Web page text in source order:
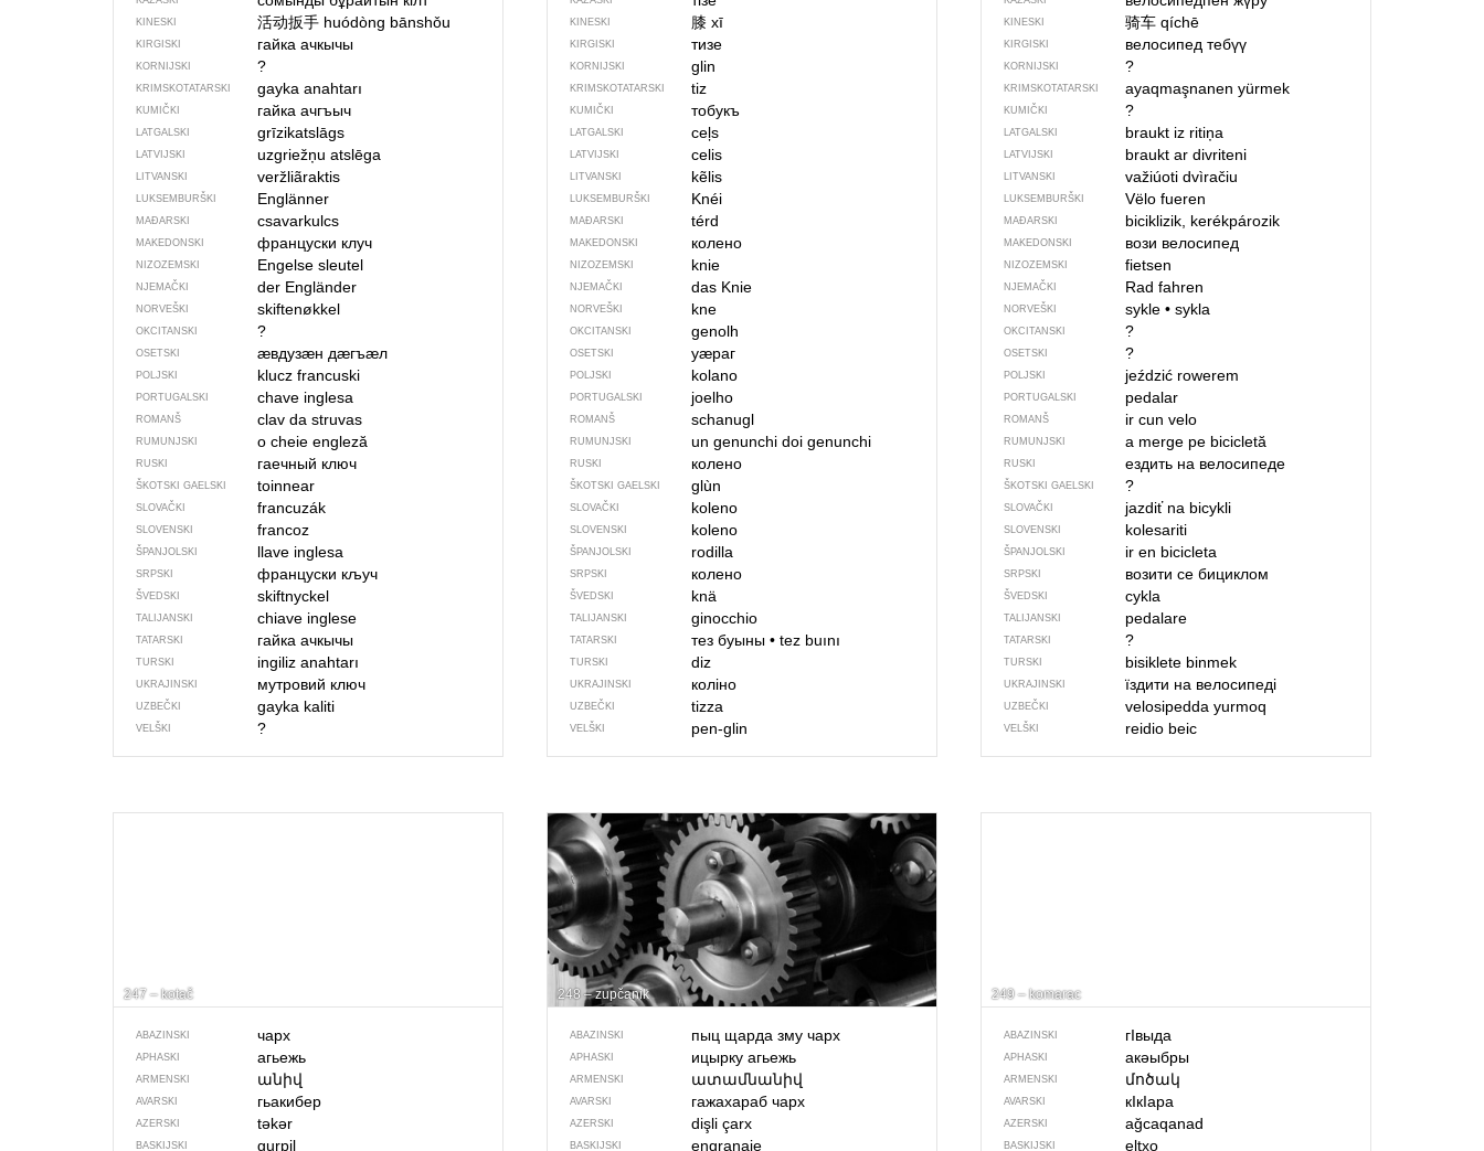
KINESKI 活动扳手 huódòng bānshǒu
KIRGISKI гайка ачкычы
KORNIJSKI ?
KRIMSKOTATARSKI gayka anahtarı
KUMIČKI гайка ачгъыч
LATGALSKI grīzikatslāgs
LATVIJSKI uzgriežņu atslēga
LITVANSKI veržliãraktis
LUKSEMBURŠKI Englänner
MAĐARSKI csavarkulcs
MAKEDONSKI француски клуч
NIZOZEMSKI Engelse sleutel
NJEMAČKI der Engländer
NORVEŠKI skiftenøkkel
OKCITANSKI ?
OSETSKI ӕвдузӕн дӕгъӕл
POLJSKI klucz francuski
PORTUGALSKI chave inglesa
ROMANŠ clav da struvas
RUMUNJSKI o cheie engleză
RUSKI гаечный ключ
ŠKOTSKI GAELSKI toinnear
SLOVAČKI francuzák
SLOVENSKI francoz
ŠPANJOLSKI llave inglesa
SRPSKI француски кључ
ŠVEDSKI skiftnyckel
TALIJANSKI chiave inglese
TATARSKI гайка ачкычы
TURSKI ingiliz anahtarı
UKRAJINSKI мутровий ключ
UZBEČKI gayka kaliti
VELŠKI ?
KINESKI 膝 xī
KIRGISKI тизе
KORNIJSKI glin
KRIMSKOTATARSKI tiz
KUMIČKI тобукъ
LATGALSKI ceļs
LATVIJSKI celis
LITVANSKI kẽlis
LUKSEMBURŠKI Knéi
MAĐARSKI térd
MAKEDONSKI колено
NIZOZEMSKI knie
NJEMAČKI das Knie
NORVEŠKI kne
OKCITANSKI genolh
OSETSKI уӕраг
POLJSKI kolano
PORTUGALSKI joelho
ROMANŠ schanugl
RUMUNJSKI un genunchi doi genunchi
RUSKI колено
ŠKOTSKI GAELSKI glùn
SLOVAČKI koleno
SLOVENSKI koleno
ŠPANJOLSKI rodilla
SRPSKI колено
ŠVEDSKI knä
TALIJANSKI ginocchio
TATARSKI тез буыны • tez buını
TURSKI diz
UKRAJINSKI коліно
UZBEČKI tizza
VELŠKI pen-glin
KINESKI 骑车qíchē
KIRGISKI велосипед тебүү
KORNIJSKI ?
KRIMSKOTATARSKI ayaqmaşnanen yürmek
KUMIČKI ?
LATGALSKI braukt iz ritiņa
LATVIJSKI braukt ar divriteni
LITVANSKI važiúoti dvìračiu
LUKSEMBURŠKI Vëlo fueren
MAĐARSKI biciklizik, kerékpározik
MAKEDONSKI вози велосипед
NIZOZEMSKI fietsen
NJEMAČKI Rad fahren
NORVEŠKI sykle• sykla
OKCITANSKI ?
OSETSKI ?
POLJSKI jeździć rowerem
PORTUGALSKI pedalar
ROMANŠ ir cun velo
RUMUNJSKI a merge pe bicicletă
RUSKI ездить на велосипеде
ŠKOTSKI GAELSKI ?
SLOVAČKI jazdiť na bicykli
SLOVENSKI kolesariti
ŠPANJOLSKI ir en bicicleta
SRPSKI возити се бициклом
ŠVEDSKI cykla
TALIJANSKI pedalare
TATARSKI ?
TURSKI bisiklete binmek
UKRAJINSKI їздити на велосипеді
UZBEČKI velosipedda yurmoq
VELŠKI reidio beic
247 – kotač
ABAZINSKI чарх
APHASKI агьежь
ARMENSKI անիվ
AVARSKI гьакибер
AZERSKI təkər
BASKIJSKI gurpil
248 – zupčanik
ABAZINSKI пыц щарда зму чарх
APHASKI ицырку агьежь
ARMENSKI ատամնանիվ
AVARSKI гажахараб чарх
AZERSKI dişli çarx
BASKIJSKI engranaje
249 – komarac
ABAZINSKI гIвыда
APHASKI акәыбры
ARMENSKI մոծակ
AVARSKI кIкIара
AZERSKI ağcaqanad
BASKIJSKI eltxo